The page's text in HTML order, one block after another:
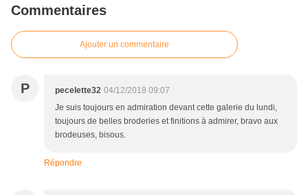
Commentaires
Ajouter un commentaire
P pecelette32 04/12/2018 09:07
Je suis toujours en admiration devant cette galerie du lundi,
toujours de belles broderies et finitions à admirer, bravo aux
brodeuses, bisous.
Répondre